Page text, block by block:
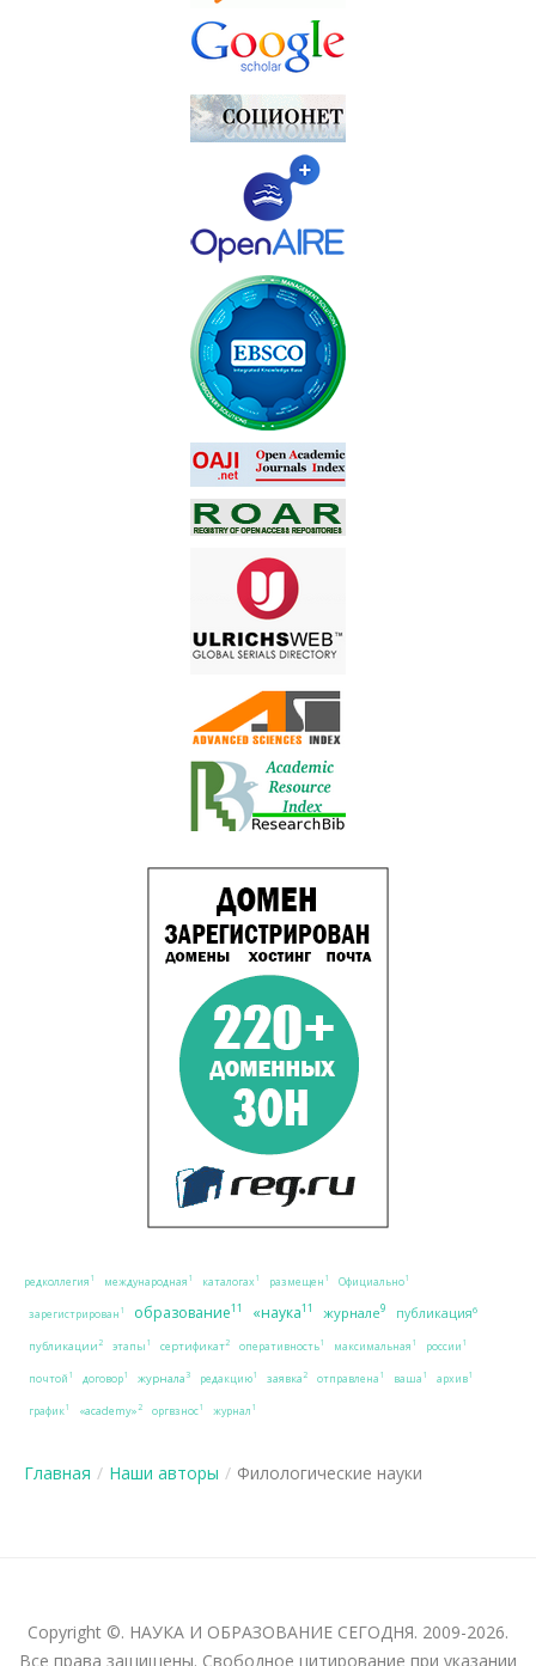
редколлегия 1 международная 1 каталогах 1 размещен 1 Официально1
зарегистрирован 1 образование11 «наука11 журнале9 публикация6
публикации2 этапы 1 сертификат2 оперативность1 максимальная 1 россии 1
почтой 1 договор1 журнала3 редакцию1 заявка2 отправлена 1 ваша 1 архив1
график1 «academy»2 оргвзнос1 журнал 1
Главная / Наши авторы / Филологические науки
Copyright ©. НАУКА И ОБРАЗОВАНИЕ СЕГОДНЯ. 2009-2026.
Все права защищены. Свободное цитирование при указании